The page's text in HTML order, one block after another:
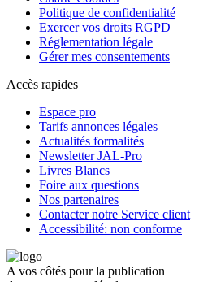
Politique de confidentialité
Exercer vos droits RGPD
Réglementation légale
Gérer mes consentements
Accès rapides
Espace pro
Tarifs annonces légales
Actualités formalités
Newsletter JAL-Pro
Livres Blancs
Foire aux questions
Nos partenaires
Contacter notre Service client
Accessibilité: non conforme
A vos côtés pour la publication